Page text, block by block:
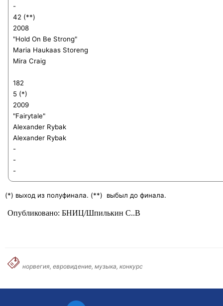
-
42 (**)
2008
"Hold On Be Strong"
Maria Haukaas Storeng
Mira Craig
182
5 (*)
2009
"Fairytale"
Alexander Rybak
Alexander Rybak
-
-
-
(*) выход из полуфинала. (**) выбыл до финала.
Опубликовано: БНИЦ/Шпилькин С..В
норвегия, евровидение, музыка, конкурс